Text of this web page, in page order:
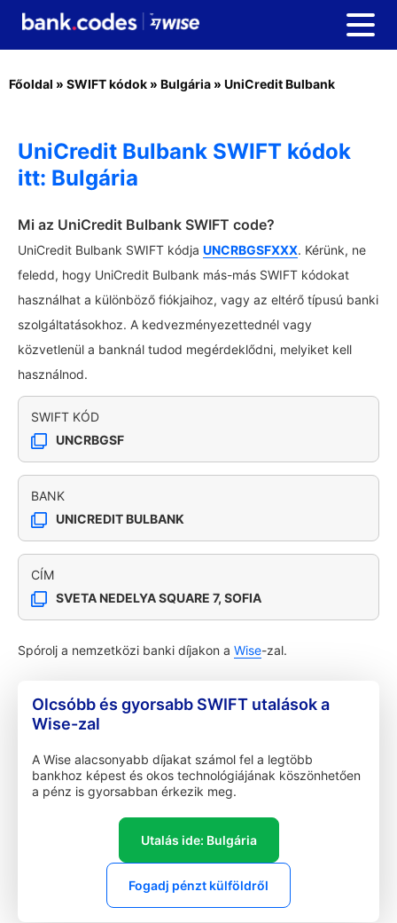
Főoldal » SWIFT kódok » Bulgária » UniCredit Bulbank
UniCredit Bulbank SWIFT kódok
itt: Bulgária
Mi az UniCredit Bulbank SWIFT code?
UniCredit Bulbank SWIFT kódja UNCRBGSFXXX. Kérünk, ne
feledd, hogy UniCredit Bulbank más-más SWIFT kódokat
használhat a különböző fiókjaihoz, vagy az eltérő típusú banki
szolgáltatásokhoz. A kedvezményezettednél vagy
közvetlenül a banknál tudod megérdeklődni, melyiket kell
használnod.
SWIFT KÓD
UNCRBGSF
BANK
UNICREDIT BULBANK
CÍM
SVETA NEDELYA SQUARE 7, SOFIA
Spórolj a nemzetközi banki díjakon a Wise-zal.
Olcsóbb és gyorsabb SWIFT utalások a
Wise-zal
A Wise alacsonyabb díjakat számol fel a legtöbb
bankhoz képest és okos technológiájának köszönhetően
a pénz is gyorsabban érkezik meg.
Utalás ide: Bulgária
Fogadj pénzt külföldről